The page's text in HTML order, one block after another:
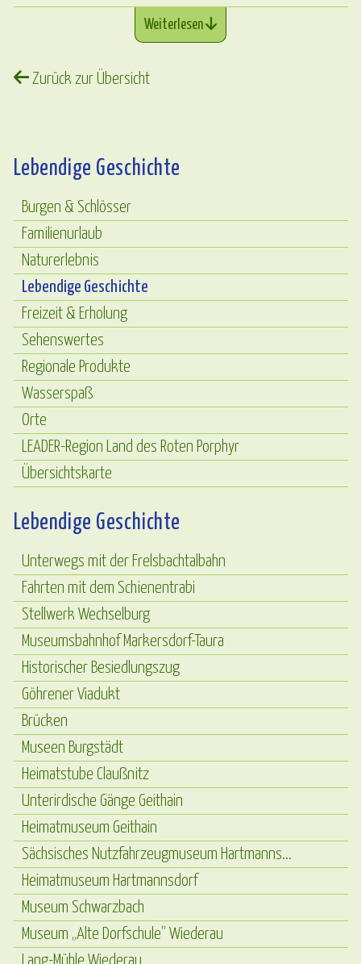
Weiterlesen
Zurück zur Übersicht
Lebendige Geschichte
Burgen & Schlösser
Familienurlaub
Naturerlebnis
Lebendige Geschichte
Freizeit & Erholung
Sehenswertes
Regionale Produkte
Wasserspaß
Orte
LEADER-Region Land des Roten Porphyr
Übersichtskarte
Lebendige Geschichte
Unterwegs mit der Frelsbachtalbahn
Fahrten mit dem Schienentrabi
Stellwerk Wechselburg
Museumsbahnhof Markersdorf-Taura
Historischer Besiedlungszug
Göhrener Viadukt
Brücken
Museen Burgstädt
Heimatstube Claußnitz
Unterirdische Gänge Geithain
Heimatmuseum Geithain
Sächsisches Nutzfahrzeugmuseum Hartmanns...
Heimatmuseum Hartmannsdorf
Museum Schwarzbach
Museum „Alte Dorfschule” Wiederau